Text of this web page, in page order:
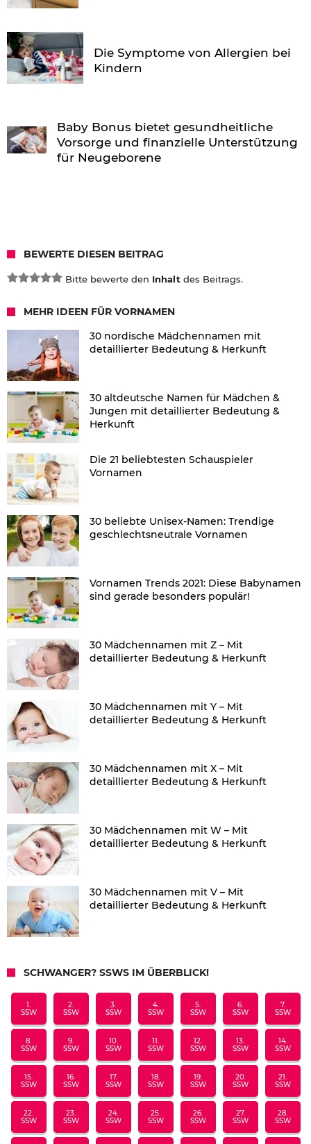
Die Symptome von Allergien bei
Kindern
Baby Bonus bietet gesundheitliche
Vorsorge und finanzielle Unterstützung
für Neugeborene
BEWERTE DIESEN BEITRAG
Bitte bewerte den Inhalt des Beitrags.
MEHR IDEEN FÜR VORNAMEN
30 nordische Mädchennamen mit
detaillierter Bedeutung & Herkunft
30 altdeutsche Namen für Mädchen &
Jungen mit detaillierter Bedeutung &
Herkunft
Die 21 beliebtesten Schauspieler
Vornamen
30 beliebte Unisex-Namen: Trendige
geschlechtsneutrale Vornamen
Vornamen Trends 2021: Diese Babynamen
sind gerade besonders populär!
30 Mädchennamen mit Z – Mit
detaillierter Bedeutung & Herkunft
30 Mädchennamen mit Y – Mit
detaillierter Bedeutung & Herkunft
30 Mädchennamen mit X – Mit
detaillierter Bedeutung & Herkunft
30 Mädchennamen mit W – Mit
detaillierter Bedeutung & Herkunft
30 Mädchennamen mit V – Mit
detaillierter Bedeutung & Herkunft
SCHWANGER? SSWS IM ÜBERBLICK!
1.
SSW
2.
SSW
3.
SSW
4.
SSW
5.
SSW
6.
SSW
7.
SSW
8.
SSW
9.
SSW
10.
SSW
11.
SSW
12.
SSW
13.
SSW
14.
SSW
15.
SSW
16.
SSW
17.
SSW
18.
SSW
19.
SSW
20.
SSW
21.
SSW
22.
SSW
23.
SSW
24.
SSW
25.
SSW
26.
SSW
27.
SSW
28.
SSW